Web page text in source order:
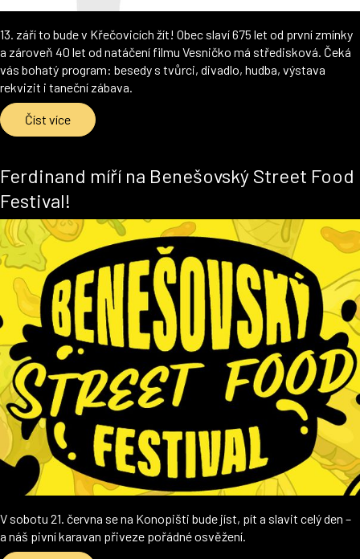
13. září to bude v Křečovicích žít! Obec slaví 675 let od první zmínky
a zároveň 40 let od natáčení filmu Vesničko má středisková. Čeká
vás bohatý program: besedy s tvůrci, divadlo, hudba, výstava
rekvizit i taneční zábava.
Číst více
Ferdinand míří na Benešovský Street Food
Festival!
V sobotu 21. června se na Konopišti bude jíst, pít a slavit celý den –
a náš pivní karavan přiveze pořádné osvěžení.